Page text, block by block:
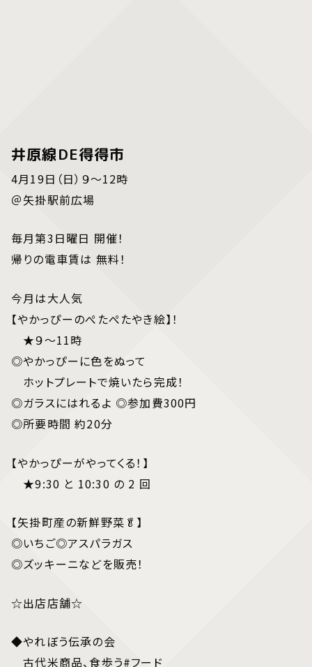
井原線DE得得市
4月19日（日）９～12時
＠矢掛駅前広場
毎月第3日曜日 開催！
帰りの電車賃は 無料！
今月は大人気
【やかっぴーのぺたぺたやき絵】！
★９〜11時
◎やかっぴーに色をぬって
ホットプレートで焼いたら完成！
◎ガラスにはれるよ ◎参加費300円
◎所要時間 約20分
【やかっぴーがやってくる！】
★9:30 と 10:30 の 2 回
【矢掛町産の新鮮野菜🥬】
◎いちご◎アスパラガス
◎ズッキーニなどを販売！
☆出店店舗☆
◆やれぼう伝承の会
古代米商品、食歩う#フード